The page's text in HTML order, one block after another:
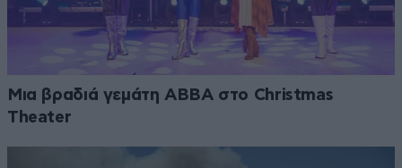
Μια βραδιά γεμάτη ABBA στο Christmas
Theater